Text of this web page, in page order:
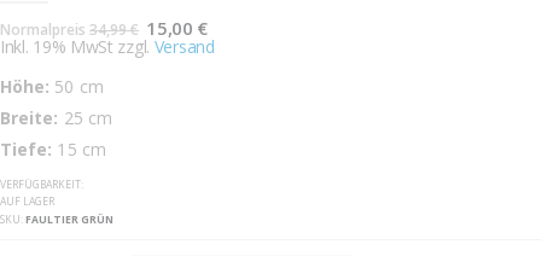
gallery
images
gallery
Normalpreis 34,99 € Sonderangebot
15,00 €
Inkl. 19% MwSt zzgl. Versand
Höhe: 50 cm
Breite: 25 cm
Tiefe: 15 cm
VERFÜGBARKEIT:
AUF LAGER
SKU FAULTIER GRÜN